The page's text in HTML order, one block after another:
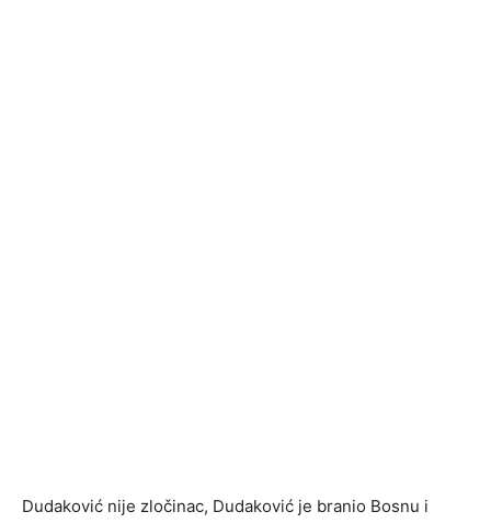
Dudaković nije zločinac, Dudaković je branio Bosnu i